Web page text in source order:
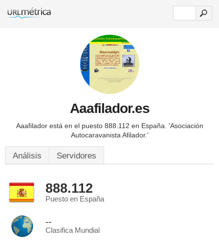
Aaafilador.es
Aaafilador está en el puesto 888.112 en España. 'Asociación
Autocaravanista Afilador.'
Análisis Servidores
888.112
Puesto en España
--
Clasifica Mundial